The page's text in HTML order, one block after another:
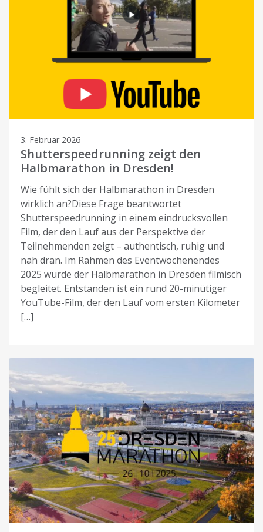
3. Februar 2026
Shutterspeedrunning zeigt den
Halbmarathon in Dresden!
Wie fühlt sich der Halbmarathon in Dresden
wirklich an?Diese Frage beantwortet
Shutterspeedrunning in einem eindrucksvollen
Film, der den Lauf aus der Perspektive der
Teilnehmenden zeigt – authentisch, ruhig und
nah dran. Im Rahmen des Eventwochenendes
2025 wurde der Halbmarathon in Dresden filmisch
begleitet. Entstanden ist ein rund 20-minütiger
YouTube-Film, der den Lauf vom ersten Kilometer
[…]